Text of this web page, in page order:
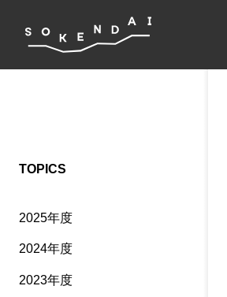
TOPICS
2025年度
2024年度
2023年度